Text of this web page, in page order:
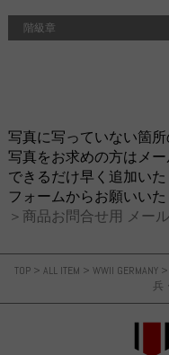
TOP> ALL ITEM > WWII GERMANY>
兵
階級章
写真に写っていない箇
写真をお求めの方はメ
できるだけ早く追加い
フォームからお願いいた
＞商品お問合せ用 メー